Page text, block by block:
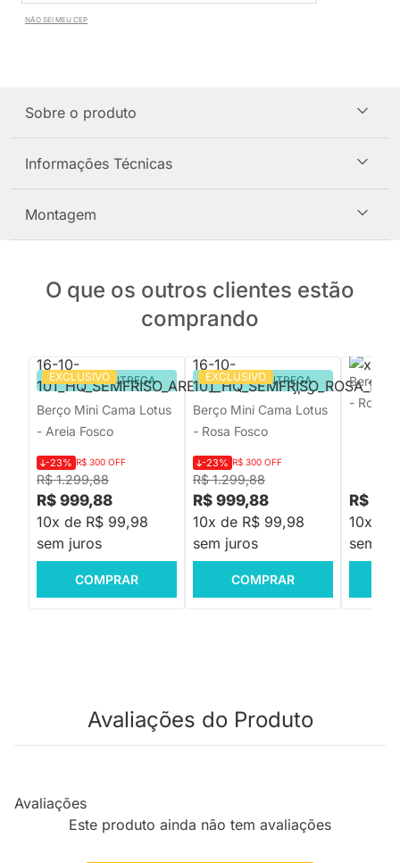
NÃO SEI MEU CEP
Sobre o produto
Informações Técnicas
Montagem
O que os outros clientes estão
comprando
EXCLUSIVO
PRONTA ENTREGA
Berço Mini Cama Lotus
- Areia Fosco
R$ 1.299,88
-23% R$ 300 OFF
R$ 999,88
10x de R$ 99,98
sem juros
COMPRAR
EXCLUSIVO
PRONTA ENTREGA
Berço Mini Cama Lotus
- Rosa Fosco
R$ 1.299,88
-23% R$ 300 OFF
R$ 999,88
10x de R$ 99,98
sem juros
COMPRAR
Berço
- Rose
R$
10x de
sem
Avaliações do Produto
Avaliações
Este produto ainda não tem avaliações